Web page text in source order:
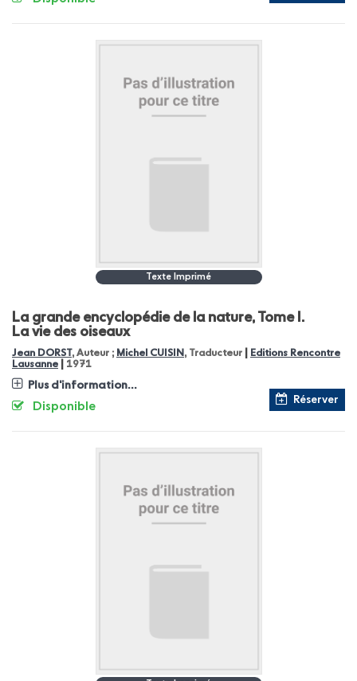
Texte Imprimé
La grande encyclopédie de la nature, Tome I.
La vie des oiseaux
Jean DORST, Auteur ; Michel CUISIN , Traducteur
Editions Rencontre
Lausanne
1971
Plus d'information...
Réserver
Disponible